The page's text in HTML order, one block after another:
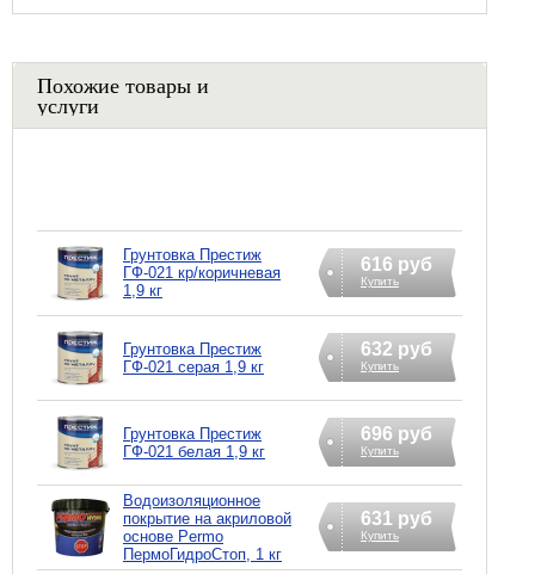
Похожие товары и
услуги
Грунтовка Престиж
ГФ-021 кр/коричневая
1,9 кг
616 руб
Купить
Грунтовка Престиж
ГФ-021 серая 1,9 кг
632 руб
Купить
Грунтовка Престиж
ГФ-021 белая 1,9 кг
696 руб
Купить
Водоизоляционное
покрытие на акриловой
основе Permo
ПермоГидроСтоп, 1 кг
631 руб
Купить